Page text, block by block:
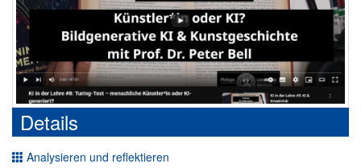
Details
Analysieren und reflektieren